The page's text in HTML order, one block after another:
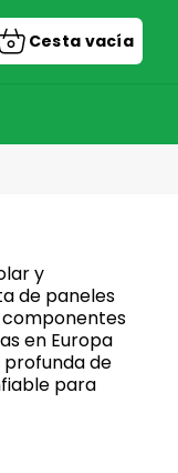
Cesta
de
Cesta vacía
y
de paneles
componentes
en Europa
de
para